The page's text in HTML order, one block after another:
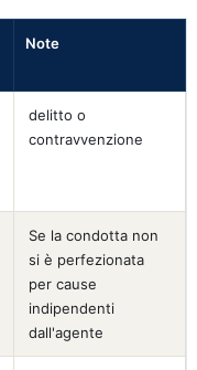
Note
delitto o
contravvenzione
Se la condotta non
si è perfezionata
per cause
indipendenti
dall'agente